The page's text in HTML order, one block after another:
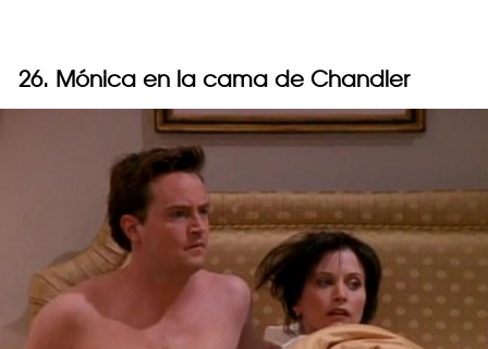
26. Mónica en la cama de Chandler